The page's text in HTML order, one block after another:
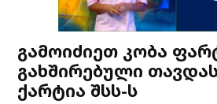
გამოიძიეთ კობა
გახშირებული
ქარტია შსს-ს